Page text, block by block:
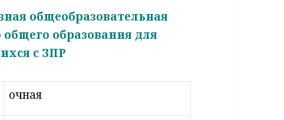
общеобразовательная
образования для
с ЗПР
очная